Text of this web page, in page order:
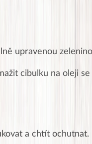
upravenou
cibulku na oleji se
a chtít ochutnat.